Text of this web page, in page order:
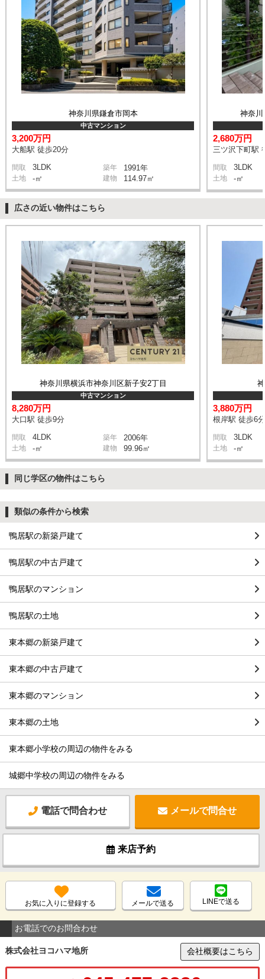
神奈川県鎌倉市岡本
中古マンション
3,200万円
大船駅 徒歩20分
間取 3LDK 築年 1991年
土地 -㎡ 建物 114.97㎡
神奈川
2,680万円
三ツ沢下町駅
間取 3LDK
土地 -㎡
広さの近い物件はこちら
神奈川県横浜市神奈川区新子安2丁目
中古マンション
8,280万円
大口駅 徒歩9分
間取 4LDK 築年 2006年
土地 -㎡ 建物 99.96㎡
3,880万円
根岸駅 徒歩6分
間取 3LDK
土地 -㎡
同じ学区の物件はこちら
類似の条件から検索
鴨居駅の新築戸建て
鴨居駅の中古戸建て
鴨居駅のマンション
鴨居駅の土地
東本郷の新築戸建て
東本郷の中古戸建て
東本郷のマンション
東本郷の土地
東本郷小学校の周辺の物件をみる
城郷中学校の周辺の物件をみる
電話で問合わせ メールで問合せ
来店予約
お気に入りに登録する メールで送る LINEで送る
お電話でのお問合わせ
株式会社ヨコハマ地所 会社概要はこちら